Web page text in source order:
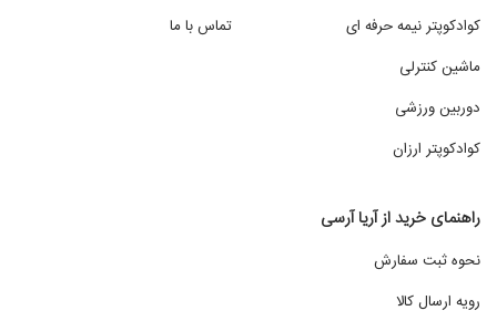
کوادکوپتر نیمه حرفه ای
ماشین کنترلی
دوربین ورزشی
کوادکوپتر ارزان
تماس با ما
راهنمای خرید از آریا آرسی
نحوه ثبت سفارش
رویه ارسال کالا